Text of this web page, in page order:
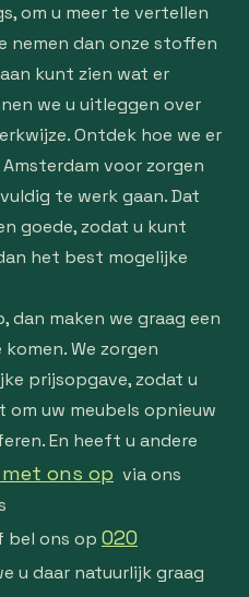
om u meer te vertellen
nemen dan onze stoffen
kunt zien wat er
we u uitleggen over
Ontdek hoe we er
voor zorgen
te werk gaan. Dat
goede, zodat u kunt
het best mogelijke
dan maken we graag een
We zorgen
prijsopgave, zodat u
uw meubels opnieuw
En heeft u andere
ons op via ons
bel ons op 020
u daar natuurlijk graag